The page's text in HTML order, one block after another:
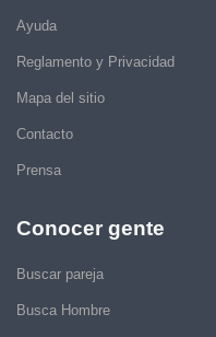
Ayuda
Reglamento y Privacidad
Mapa del sitio
Contacto
Prensa
Conocer gente
Buscar pareja
Busca Hombre